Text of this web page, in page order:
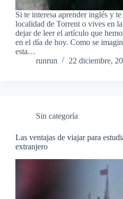
Si te interesa aprender inglés y
localidad de Torrent o vives en
dejar de leer el artículo que
en el día de hoy. Como se
esta…
runrun
22 diciembre,
Sin categoría
Las ventajas de viajar para
extranjero